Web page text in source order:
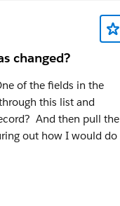
changed?
of the fields in the
this list and
And then pull the
out how I would do